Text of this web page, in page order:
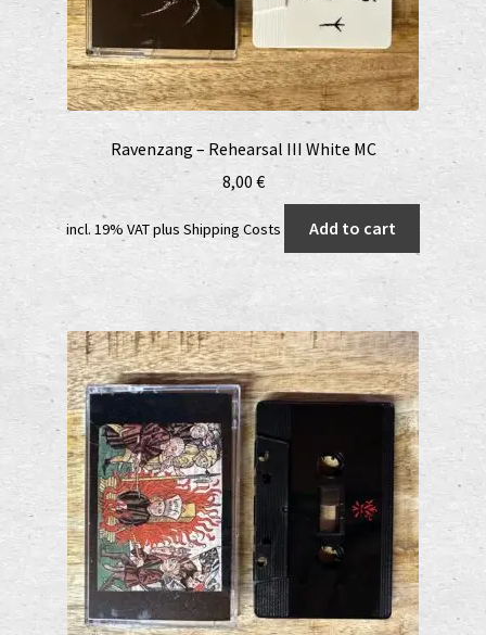
Ravenzang – Rehearsal III White MC
8,00 €
incl. 19% VATplus Shipping Costs Add to cart